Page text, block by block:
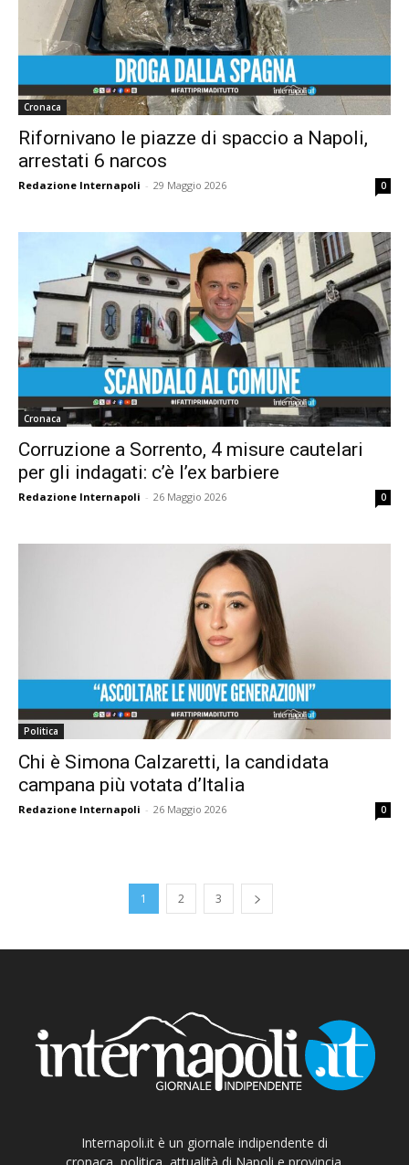
Cronaca
Rifornivano le piazze di spaccio a Napoli,
arrestati 6 narcos
Redazione Internapoli - 29 Maggio 2026 0
Cronaca
Corruzione a Sorrento, 4 misure cautelari
per gli indagati: c’è l’ex barbiere
Redazione Internapoli - 26 Maggio 2026 0
Politica
Chi è Simona Calzaretti, la candidata
campana più votata d’Italia
Redazione Internapoli - 26 Maggio 2026 0
1 2 3
Internapoli.it è un giornale indipendente di